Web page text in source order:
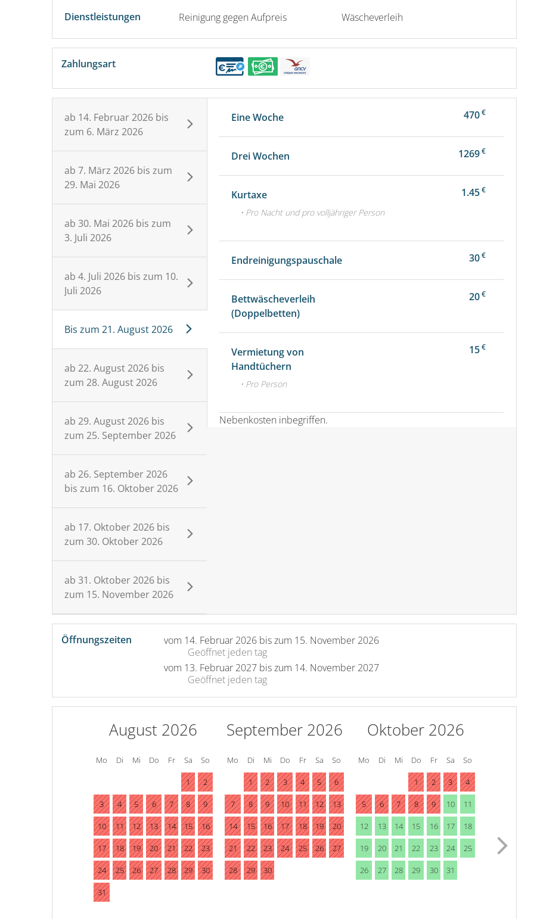
Dienstleistungen Reinigung gegen Aufpreis Wäscheverleih
Zahlungsart
ab 14. Februar 2026 bis
zum 6. März 2026
ab 7. März 2026 bis zum
29. Mai 2026
ab 30. Mai 2026 bis zum
3. Juli 2026
ab 4. Juli 2026 bis zum 10.
Juli 2026
Bis zum 21. August 2026
ab 22. August 2026 bis
zum 28. August 2026
ab 29. August 2026 bis
zum 25. September 2026
ab 26. September 2026
bis zum 16. Oktober 2026
ab 17. Oktober 2026 bis
zum 30. Oktober 2026
ab 31. Oktober 2026 bis
zum 15. November 2026
Eine Woche 470€
Drei Wochen 1269€
Kurtaxe 1.45€
• Pro Nacht und pro volljähriger Person
Endreinigungspauschale 30€
Bettwäscheverleih
(Doppelbetten)
20€
Vermietung von
Handtüchern
15€
• Pro Person
Nebenkosten inbegriffen.
Öffnungszeiten vom 14. Februar 2026 bis zum 15. November 2026
Geöffnet jeden tag
vom 13. Februar 2027 bis zum 14. November 2027
Geöffnet jeden tag
August 2026
Mo Di Mi Do Fr Sa So
1 2
3 4 5 6 7 8 9
10 11 12 13 14 15 16
17 18 19 20 21 22 23
24 25 26 27 28 29 30
31
September 2026
Mo Di Mi Do Fr Sa So
1 2 3 4 5 6
7 8 9 10 11 12 13
14 15 16 17 18 19 20
21 22 23 24 25 26 27
28 29 30
Oktober 2026
Mo Di Mi Do Fr Sa So
1 2 3 4
5 6 7 8 9 10 11
12 13 14 15 16 17 18
19 20 21 22 23 24 25
26 27 28 29 30 31